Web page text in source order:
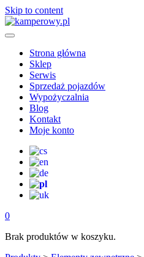
Skip to content
Strona główna
Sklep
Serwis
Sprzedaż pojazdów
Wypożyczalnia
Blog
Kontakt
Moje konto
0
Brak produktów w koszyku.